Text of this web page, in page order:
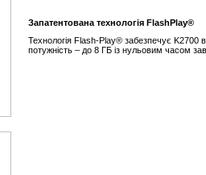
Запатентована технологія FlashPlay®
Технологія Flash-Play® забезпечує K2700
потужність – до 8 ГБ із нульовим часом